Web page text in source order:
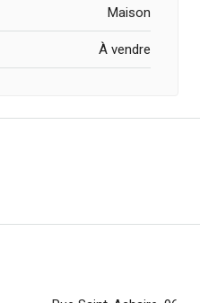
Maison
À vendre